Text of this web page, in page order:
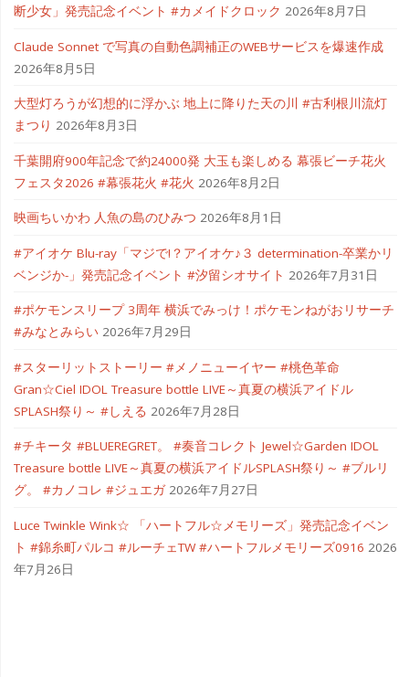
断少女」発売記念イベント #カメイドクロック 2026年8月7日
Claude Sonnet で写真の自動色調補正のWEBサービスを爆速作成
2026年8月5日
大型灯ろうが幻想的に浮かぶ 地上に降りた天の川 #古利根川流灯
まつり 2026年8月3日
千葉開府900年記念で約24000発 大玉も楽しめる 幕張ビーチ花火
フェスタ2026 #幕張花火 #花火 2026年8月2日
映画ちいかわ 人魚の島のひみつ 2026年8月1日
#アイオケ Blu-ray「マジで!？アイオケ♪３ determination-卒業かリ
ベンジか-」発売記念イベント #汐留シオサイト 2026年7月31日
#ポケモンスリープ 3周年 横浜でみっけ！ポケモンねがおリサーチ
#みなとみらい 2026年7月29日
#スターリットストーリー #メノニューイヤー #桃色革命
Gran☆Ciel IDOL Treasure bottle LIVE～真夏の横浜アイドル
SPLASH祭り～ #しえる 2026年7月28日
#チキータ #BLUEREGRET。 #奏音コレクト Jewel☆Garden IDOL
Treasure bottle LIVE～真夏の横浜アイドルSPLASH祭り～ #ブルリ
グ。 #カノコレ #ジュエガ 2026年7月27日
Luce Twinkle Wink☆ 「ハートフル☆メモリーズ」発売記念イベン
ト #錦糸町パルコ #ルーチェTW #ハートフルメモリーズ0916 2026
年7月26日